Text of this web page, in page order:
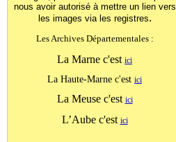
nous avoir autorisé à mettre un lien vers
les images via les registres.
Les Archives Départementales :
La Marne c'est ici
La Haute-Marne c'est ici
La Meuse c'est ici
L’Aube c'est ici